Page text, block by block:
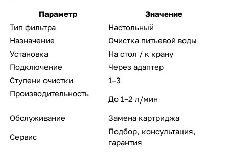
Параметр
Значение
Тип фильтра
Настольный
Назначение
Очистка питьевой воды
Установка
На стол / к крану
Подключение
Через адаптер
Ступени очистки
1–3
Производительность
До 1–2 л/мин
Обслуживание Замена картриджа
Сервис
Подбор, консультация,
гарантия